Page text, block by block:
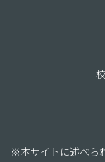
※本サイトに述べら